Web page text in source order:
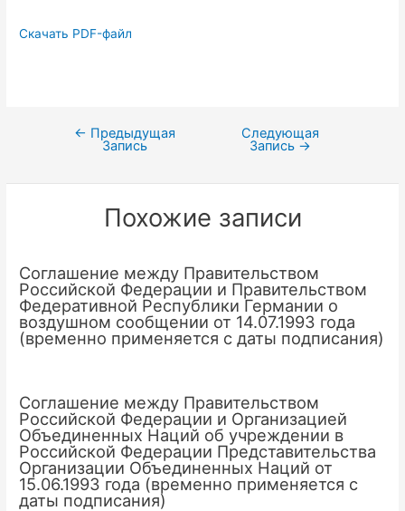
Скачать PDF-файл
Навигация
записям
← Предыдущая
Запись
Следующая
Запись →
Похожие записи
Соглашение между Правительством
Российской Федерации и Правительством
Федеративной Республики Германии о
воздушном сообщении от 14.07.1993 года
(временно применяется с даты подписания)
Соглашение между Правительством
Российской Федерации и Организацией
Объединенных Наций об учреждении в
Российской Федерации Представительства
Организации Объединенных Наций от
15.06.1993 года (временно применяется с
даты подписания)